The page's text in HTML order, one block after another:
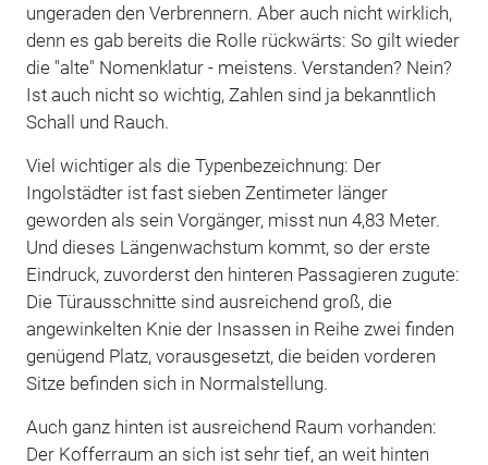
ungeraden den Verbrennern. Aber auch nicht wirklich,
denn es gab bereits die Rolle rückwärts: So gilt wieder
die "alte" Nomenklatur - meistens. Verstanden? Nein?
Ist auch nicht so wichtig, Zahlen sind ja bekanntlich
Schall und Rauch.
Viel wichtiger als die Typenbezeichnung: Der
Ingolstädter ist fast sieben Zentimeter länger
geworden als sein Vorgänger, misst nun 4,83 Meter.
Und dieses Längenwachstum kommt, so der erste
Eindruck, zuvorderst den hinteren Passagieren zugute:
Die Türausschnitte sind ausreichend groß, die
angewinkelten Knie der Insassen in Reihe zwei finden
genügend Platz, vorausgesetzt, die beiden vorderen
Sitze befinden sich in Normalstellung.
Auch ganz hinten ist ausreichend Raum vorhanden:
Der Kofferraum an sich ist sehr tief, an weit hinten